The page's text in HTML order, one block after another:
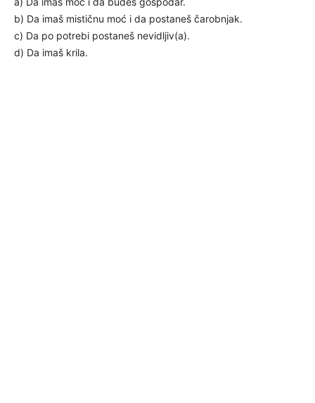
b) Da imaš mističnu moć i da postaneš čarobnjak.
c) Da po potrebi postaneš nevidljiv(a).
d) Da imaš krila.